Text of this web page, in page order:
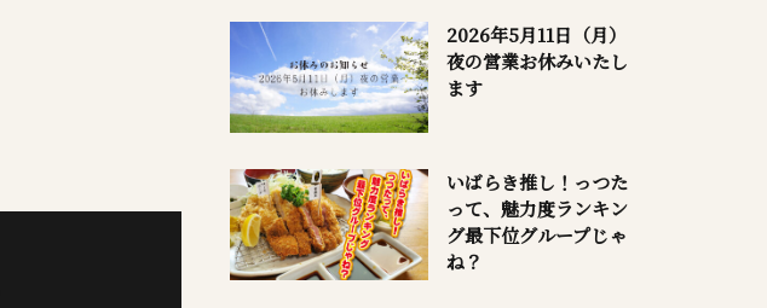
2026年5月11日（月）
夜の営業お休みいたし
ます
いばらき推し！っつた
って、魅力度ランキン
グ最下位グループじゃ
ね？